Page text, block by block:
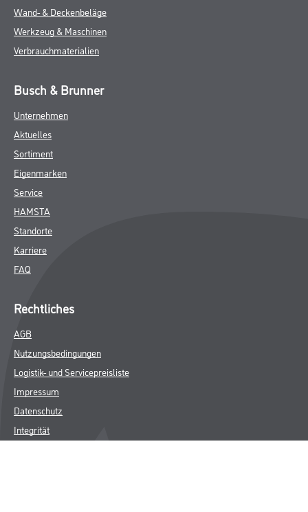
Wand- & Deckenbeläge
Werkzeug & Maschinen
Verbrauchmaterialien
Busch & Brunner
Unternehmen
Aktuelles
Sortiment
Eigenmarken
Service
HAMSTA
Standorte
Karriere
FAQ
Rechtliches
AGB
Nutzungsbedingungen
Logistik- und Servicepreisliste
Impressum
Datenschutz
Integrität